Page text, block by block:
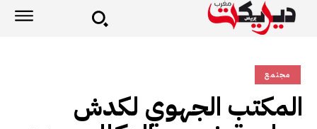
مجتمع
المكتب الجهوي لكدش